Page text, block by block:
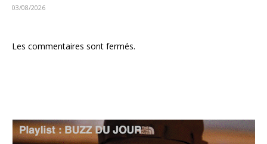
03/08/2026
Les commentaires sont fermés.